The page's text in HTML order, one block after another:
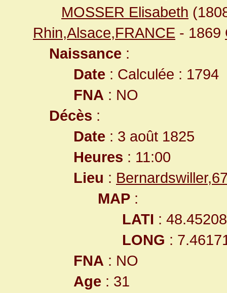
MOSSER Elisabeth
Rhin,Alsace,FRANCE - 1869
Naissance :
Date : Calculée : 1794
FNA : NO
Décès :
Date : 3 août 1825
Heures : 11:00
Lieu :
MAP :
LATI :
LONG :
FNA : NO
Age : 31